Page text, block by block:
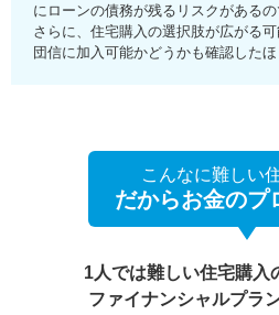
にローンの債務が残るリスクがあるの
さらに、住宅購入の選択肢が広がる
団信に加入可能かどうかも確認したほ
こんなに難しい
だからお金のプ
1人では難しい住宅購入
ファイナンシャルプラ